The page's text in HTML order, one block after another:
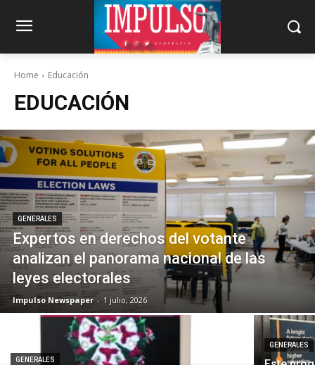
Home Educación
EDUCACIÓN
GENERALES
Expertos en derechos del votante
analizan el panorama nacional de las
leyes electorales
Impulso Newspaper - 1 julio, 2026
GENERALES
GENERALES